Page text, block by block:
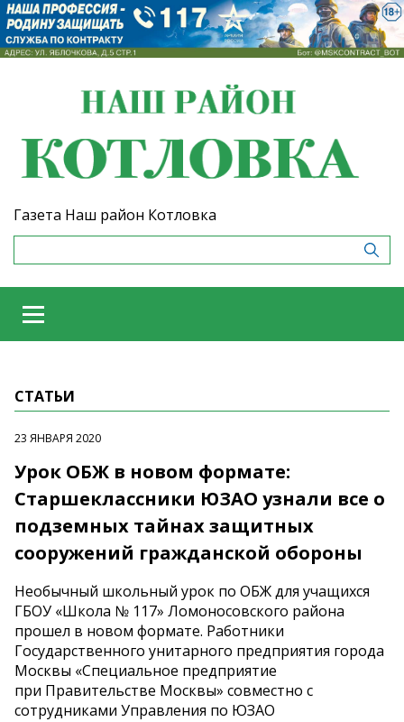
Газета Наш район Котловка
СТАТЬИ
23 ЯНВАРЯ 2020
Урок ОБЖ в новом формате:
Старшеклассники ЮЗАО узнали все о
подземных тайнах защитных
сооружений гражданской обороны
Необычный школьный урок по ОБЖ для учащихся
ГБОУ «Школа № 117» Ломоносовского района
прошел в новом формате. Работники
Государственного унитарного предприятия города
Москвы «Специальное предприятие
при Правительстве Москвы» совместно с
сотрудниками Управления по ЮЗАО